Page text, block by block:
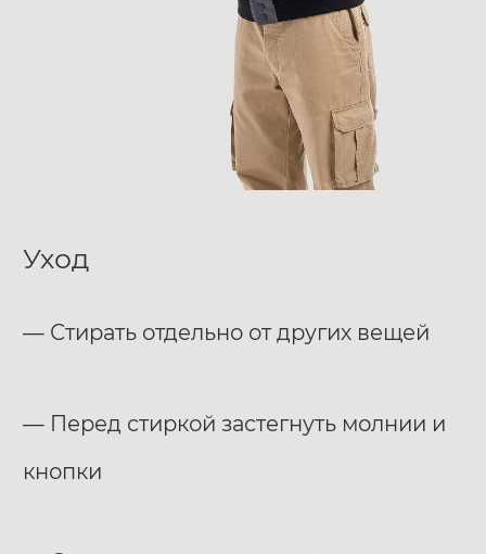
Уход
— Стирать отдельно от других вещей
— Перед стиркой застегнуть молнии и
кнопки